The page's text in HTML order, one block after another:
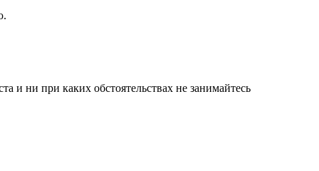
и ни при каких обстоятельствах не занимайтесь